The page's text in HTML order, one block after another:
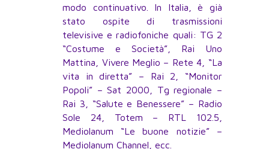
modo continuativo. In Italia, è già
stato ospite di trasmissioni
televisive e radiofoniche quali: TG 2
“Costume e Società”, Rai Uno
Mattina, Vivere Meglio – Rete 4, “La
vita in diretta” – Rai 2, “Monitor
Popoli” – Sat 2000, Tg regionale –
Rai 3, “Salute e Benessere” – Radio
Sole 24, Totem – RTL 102.5,
Mediolanum “Le buone notizie” –
Mediolanum Channel, ecc.